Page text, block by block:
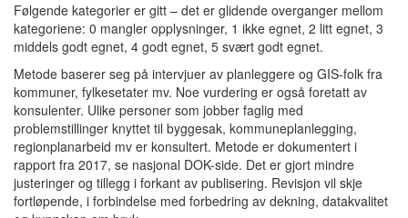
Følgende kategorier er gitt – det er glidende overganger mellom
kategoriene: 0 mangler opplysninger, 1 ikke egnet, 2 litt egnet, 3
middels godt egnet, 4 godt egnet, 5 svært godt egnet.
Metode baserer seg på intervjuer av planleggere og GIS-folk fra
kommuner, fylkesetater mv. Noe vurdering er også foretatt av
konsulenter. Ulike personer som jobber faglig med
problemstillinger knyttet til byggesak, kommuneplanlegging,
regionplanarbeid mv er konsultert. Metode er dokumentert i
rapport fra 2017, se nasjonal DOK-side. Det er gjort mindre
justeringer og tillegg i forkant av publisering. Revisjon vil skje
fortløpende, i forbindelse med forbedring av dekning, datakvalitet